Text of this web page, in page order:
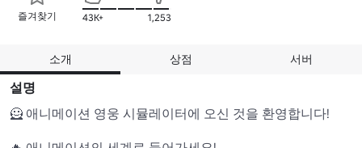
즐겨찾기 43K+ 1,253
소개 상점 서버
설명
🦸 애니메이션 영웅 시뮬레이터에 오신 것을 환영합니다!